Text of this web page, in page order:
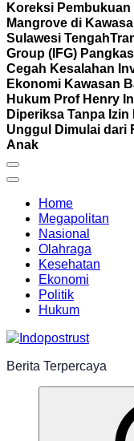
Koreksi Pembukuan
Mangrove di
Sulawesi Tengah
Group (IFG)
Cegah Kesalahan
Ekonomi Kawasan
Hukum Prof Henry
Diperiksa Tanpa Izin
Unggul Dimulai dari
Anak
Home
Megapolitan
Nasional
Olahraga
Kesehatan
Ekonomi
Politik
Hukum
Berita Terpercaya